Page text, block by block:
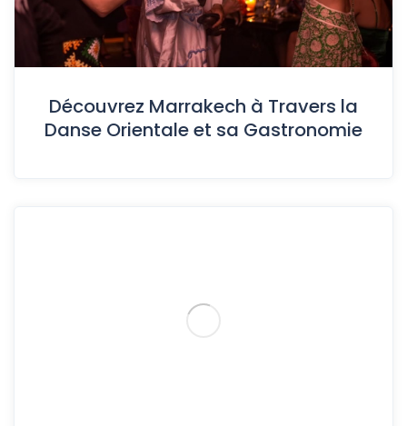
Découvrez Marrakech à Travers la
Danse Orientale et sa Gastronomie